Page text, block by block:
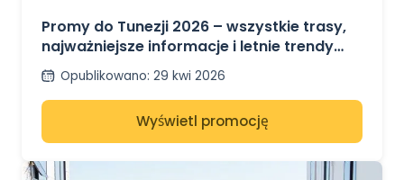
Promy do Tunezji 2026 – wszystkie trasy,
najważniejsze informacje i letnie trendy
cenowe
Opublikowano: 29 kwi 2026
Wyświetl promocję